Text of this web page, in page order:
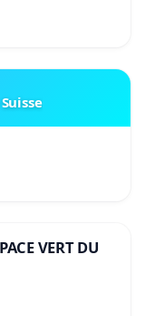
VERT DU